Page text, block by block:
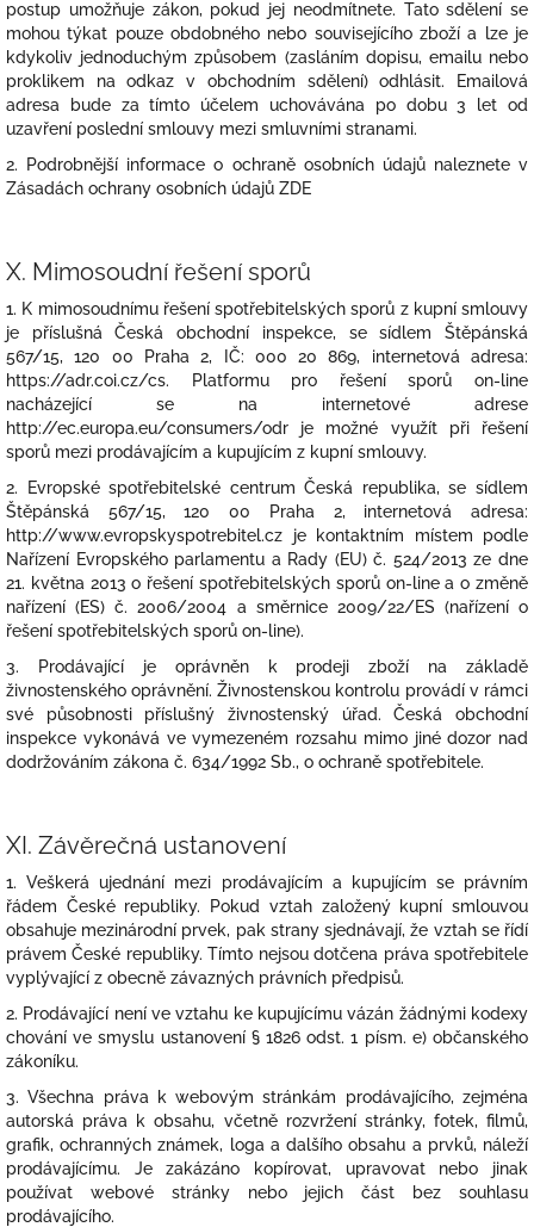
postup umožňuje zákon, pokud jej neodmítnete. Tato sdělení se
mohou týkat pouze obdobného nebo souvisejícího zboží a lze je
kdykoliv jednoduchým způsobem (zasláním dopisu, emailu nebo
proklikem na odkaz v obchodním sdělení) odhlásit. Emailová
adresa bude za tímto účelem uchovávána po dobu 3 let od
uzavření poslední smlouvy mezi smluvními stranami.
2. Podrobnější informace o ochraně osobních údajů naleznete v
Zásadách ochrany osobních údajů ZDE
X. Mimosoudní řešení sporů
1. K mimosoudnímu řešení spotřebitelských sporů z kupní smlouvy
je příslušná Česká obchodní inspekce, se sídlem Štěpánská
567/15, 120 00 Praha 2, IČ: 000 20 869, internetová adresa:
https://adr.coi.cz/cs. Platformu pro řešení sporů on-line
nacházející se na internetové adrese
http://ec.europa.eu/consumers/odr je možné využít při řešení
sporů mezi prodávajícím a kupujícím z kupní smlouvy.
2. Evropské spotřebitelské centrum Česká republika, se sídlem
Štěpánská 567/15, 120 00 Praha 2, internetová adresa:
http://www.evropskyspotrebitel.cz je kontaktním místem podle
Nařízení Evropského parlamentu a Rady (EU) č. 524/2013 ze dne
21. května 2013 o řešení spotřebitelských sporů on-line a o změně
nařízení (ES) č. 2006/2004 a směrnice 2009/22/ES (nařízení o
řešení spotřebitelských sporů on-line).
3. Prodávající je oprávněn k prodeji zboží na základě
živnostenského oprávnění. Živnostenskou kontrolu provádí v rámci
své působnosti příslušný živnostenský úřad. Česká obchodní
inspekce vykonává ve vymezeném rozsahu mimo jiné dozor nad
dodržováním zákona č. 634/1992 Sb., o ochraně spotřebitele.
XI. Závěrečná ustanovení
1. Veškerá ujednání mezi prodávajícím a kupujícím se právním
řádem České republiky. Pokud vztah založený kupní smlouvou
obsahuje mezinárodní prvek, pak strany sjednávají, že vztah se řídí
právem České republiky. Tímto nejsou dotčena práva spotřebitele
vyplývající z obecně závazných právních předpisů.
2. Prodávající není ve vztahu ke kupujícímu vázán žádnými kodexy
chování ve smyslu ustanovení § 1826 odst. 1 písm. e) občanského
zákoníku.
3. Všechna práva k webovým stránkám prodávajícího, zejména
autorská práva k obsahu, včetně rozvržení stránky, fotek, filmů,
grafik, ochranných známek, loga a dalšího obsahu a prvků, náleží
prodávajícímu. Je zakázáno kopírovat, upravovat nebo jinak
používat webové stránky nebo jejich část bez souhlasu
prodávajícího.